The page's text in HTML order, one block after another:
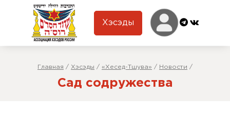
Хэсэды
Главная / Хэсэды / «Хесед-Тшува» / Новости /
Сад содружества